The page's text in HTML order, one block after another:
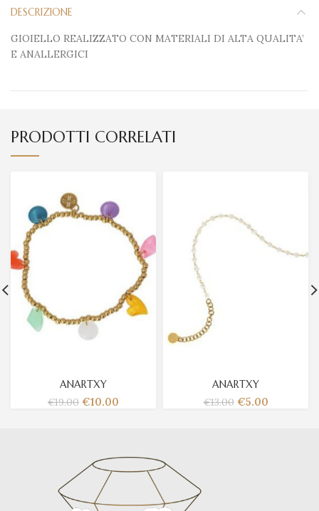
DESCRIZIONE
GIOIELLO REALIZZATO CON MATERIALI DI ALTA QUALITA’
E ANALLERGICI
PRODOTTI CORRELATI
ANARTXY
€19.00 €10.00
ANARTXY
€13.00 €5.00